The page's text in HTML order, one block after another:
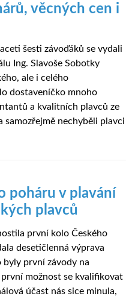
věcných cen i
šesti závoďáků se vydali
Ing. Slavoše Sobotky
ale i celého
dostaveníčko mnoho
a kvalitních plavců ze
nechyběli plavci
poháru v plavání
plavců
první kolo Českého
desetičlenná výprava
první závody na
možnost se kvalifikovat
účast nás sice minula,